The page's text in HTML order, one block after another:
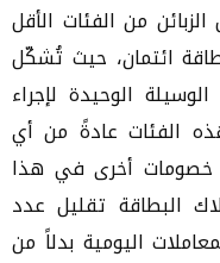
من الفئات الأقل
ائتمان، حيث تُشكّل
الوحيدة لإجراء
الفئات عادةً من أي
خصومات أخرى في هذا
البطاقة تقليل عدد
اليومية بدلاً من